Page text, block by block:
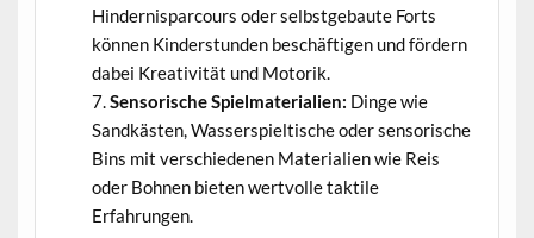
Hindernisparcours oder selbstgebaute Forts
können Kinderstunden beschäftigen und fördern
dabei Kreativität und Motorik.
Sensorische Spielmaterialien: Dinge wie
Sandkästen, Wasserspieltische oder sensorische
Bins mit verschiedenen Materialien wie Reis
oder Bohnen bieten wertvolle taktile
Erfahrungen.